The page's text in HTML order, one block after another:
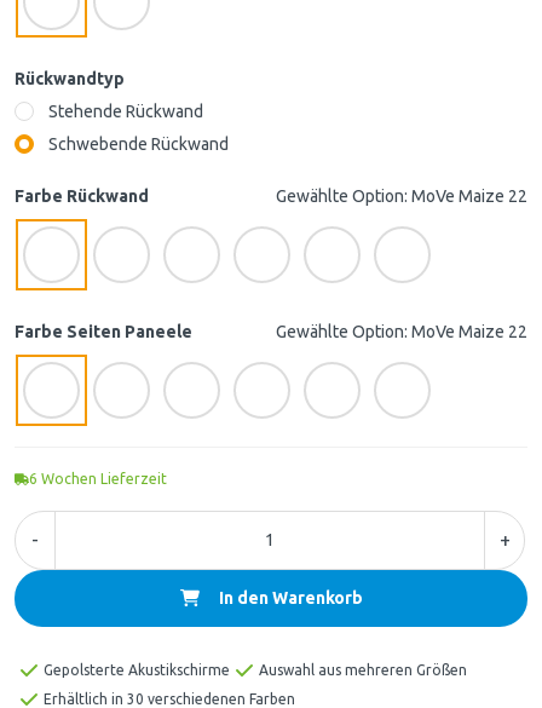
Rückwandtyp
Stehende Rückwand
Schwebende Rückwand
Farbe Rückwand Gewählte Option: MoVe Maize 22
Farbe Seiten Paneele Gewählte Option: MoVe Maize 22
6 Wochen Lieferzeit
- +
In den Warenkorb
Gepolsterte Akustikschirme
Auswahl aus mehreren Größen
Erhältlich in 30 verschiedenen Farben